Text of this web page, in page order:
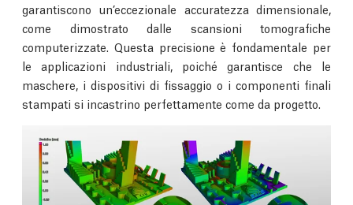
garantiscono un’eccezionale accuratezza dimensionale,
come dimostrato dalle scansioni tomografiche
computerizzate. Questa precisione è fondamentale per
le applicazioni industriali, poiché garantisce che le
maschere, i dispositivi di fissaggio o i componenti finali
stampati si incastrino perfettamente come da progetto.